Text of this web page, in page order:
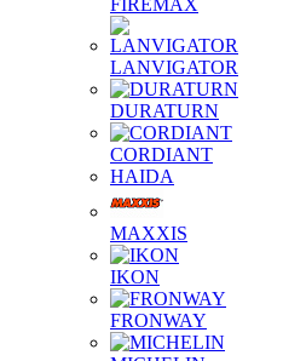
FIREMAX
LANVIGATOR
DURATURN
CORDIANT
HAIDA
MAXXIS
IKON
FRONWAY